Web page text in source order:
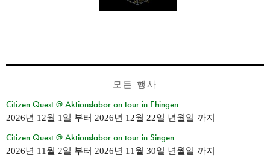
모든 행사
Citizen Quest @ Aktionslabor on tour in Ehingen
2026년 12월 1일 부터 2026년 12월 22일 년월일 까지
Citizen Quest @ Aktionslabor on tour in Singen
2026년 11월 2일 부터 2026년 11월 30일 년월일 까지